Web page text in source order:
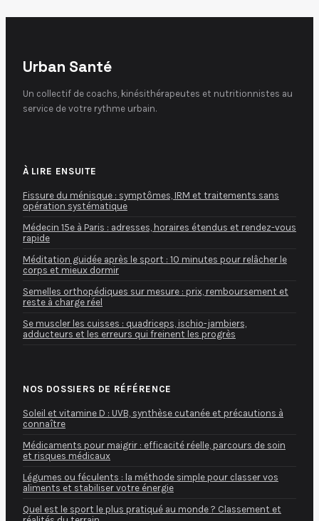
Urban Santé
Un collectif de coachs, kinésithérapeutes et nutritionnistes au
service de votre rythme urbain.
À LIRE ENSUITE
Fissure du ménisque : symptômes, IRM et traitements sans
opération systématique
Médecin 15e à Paris : adresses, horaires étendus et rendez-vous
rapide
Méditation guidée après le sport : 10 minutes pour relâcher le
corps et mieux dormir
Semelles orthopédiques sur mesure : prix, remboursement et
reste à charge réel
Se muscler les cuisses : quadriceps, ischio-jambiers,
adducteurs et les erreurs qui freinent les progrès
NOS DOSSIERS DE RÉFÉRENCE
Soleil et vitamine D : UVB, synthèse cutanée et précautions à
connaître
Médicaments pour maigrir : efficacité réelle, parcours de soin
et risques médicaux
Légumes ou féculents : la méthode simple pour classer vos
aliments et stabiliser votre énergie
Quel est le sport le plus pratiqué au monde ? Classement et